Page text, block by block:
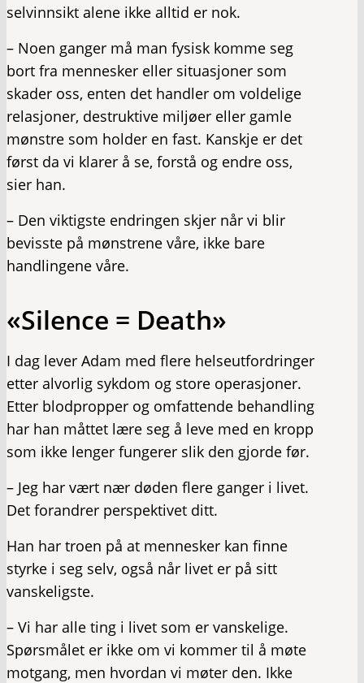
selvinnsikt alene ikke alltid er nok.
– Noen ganger må man fysisk komme seg
bort fra mennesker eller situasjoner som
skader oss, enten det handler om voldelige
relasjoner, destruktive miljøer eller gamle
mønstre som holder en fast. Kanskje er det
først da vi klarer å se, forstå og endre oss,
sier han.
– Den viktigste endringen skjer når vi blir
bevisste på mønstrene våre, ikke bare
handlingene våre.
«Silence = Death»
I dag lever Adam med flere helseutfordringer
etter alvorlig sykdom og store operasjoner.
Etter blodpropper og omfattende behandling
har han måttet lære seg å leve med en kropp
som ikke lenger fungerer slik den gjorde før.
– Jeg har vært nær døden flere ganger i livet.
Det forandrer perspektivet ditt.
Han har troen på at mennesker kan finne
styrke i seg selv, også når livet er på sitt
vanskeligste.
– Vi har alle ting i livet som er vanskelige.
Spørsmålet er ikke om vi kommer til å møte
motgang, men hvordan vi møter den. Ikke